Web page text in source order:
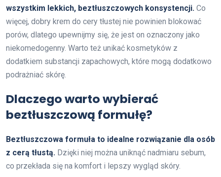
wszystkim lekkich, beztłuszczowych konsystencji. Co
więcej, dobry krem do cery tłustej nie powinien blokować
porów, dlatego upewnijmy się, że jest on oznaczony jako
niekomedogenny. Warto też unikać kosmetyków z
dodatkiem substancji zapachowych, które mogą dodatkowo
podrażniać skórę.
Dlaczego warto wybierać
beztłuszczową formułę?
Beztłuszczowa formuła to idealne rozwiązanie dla osób
z cerą tłustą. Dzięki niej można uniknąć nadmiaru sebum,
co przekłada się na komfort i lepszy wygląd skóry.